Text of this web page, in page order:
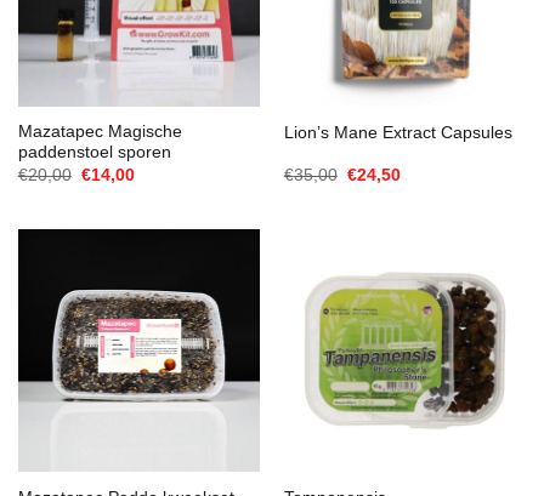
Mazatapec Magische
paddenstoel sporen
€20,00 Oorspronkelijke
€14,00Huidige
Lion’s Mane Extract Capsules
€35,00 Oorspronkelijke
€24,50Huidige